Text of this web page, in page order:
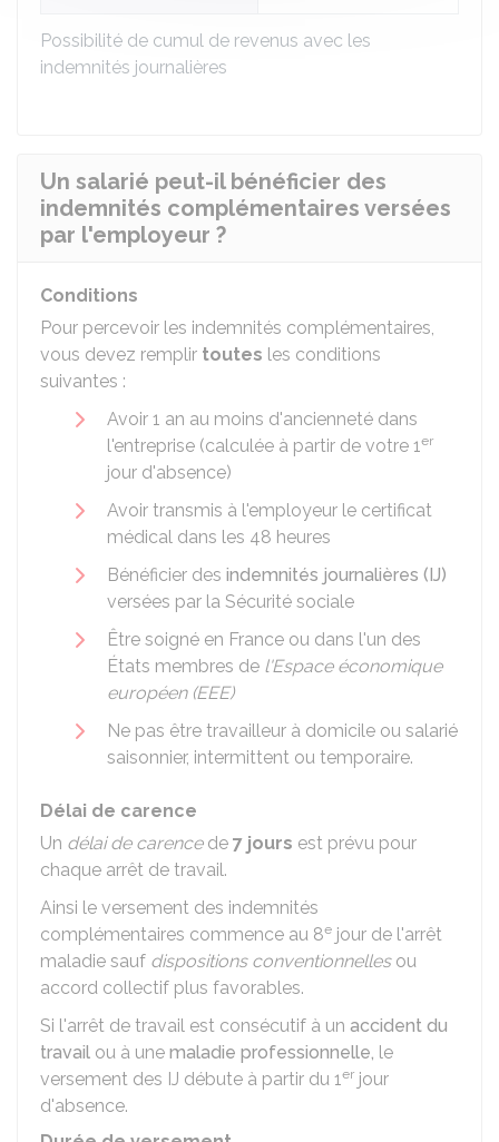
Possibilité de cumul de revenus avec les
indemnités journalières
Un salarié peut-il bénéficier des
indemnités complémentaires versées
par l'employeur ?
Conditions
Pour percevoir les indemnités complémentaires,
vous devez remplir toutes les conditions
suivantes :
Avoir 1 an au moins d'ancienneté dans
l'entreprise (calculée à partir de votre 1er
jour d'absence)
Avoir transmis à l'employeur le certificat
médical dans les 48 heures
Bénéficier des indemnités journalières (IJ)
versées par la Sécurité sociale
Être soigné en France ou dans l'un des
États membres de l'Espace économique
européen (EEE)
Ne pas être travailleur à domicile ou salarié
saisonnier, intermittent ou temporaire.
Délai de carence
Un délai de carencede 7 jours est prévu pour
chaque arrêt de travail.
Ainsi le versement des indemnités
complémentaires commence au 8e jour de l'arrêt
maladie sauf dispositions conventionnellesou
accord collectif plus favorables.
Si l'arrêt de travail est consécutif à un accident du
travail ou à une maladie professionnelle, le
versement des IJ débute à partir du 1er jour
d'absence.